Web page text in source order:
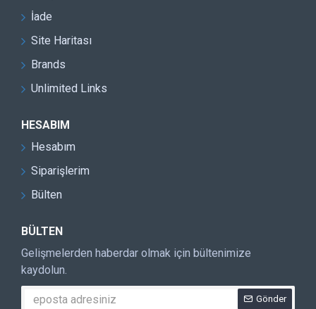
İade
Site Haritası
Brands
Unlimited Links
HESABIM
Hesabım
Siparişlerim
Bülten
BÜLTEN
Gelişmelerden haberdar olmak için bültenimize
kaydolun.
Gönder